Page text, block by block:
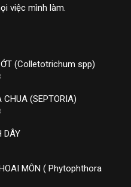
việc mình làm.
(Colletotrichum spp)
(SEPTORIA)
DÂY
MÔN ( Phytophthora